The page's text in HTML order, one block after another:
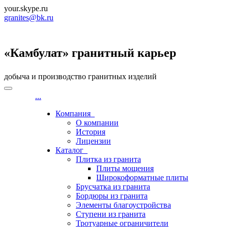
your.skype.ru
granites@bk.ru
«Камбулат» гранитный карьер
добыча и производство гранитных изделий
...
Компания
О компании
История
Лицензии
Каталог
Плитка из гранита
Плиты мощения
Широкоформатные плиты
Брусчатка из гранита
Бордюры из гранита
Элементы благоустройства
Ступени из гранита
Тротуарные ограничители